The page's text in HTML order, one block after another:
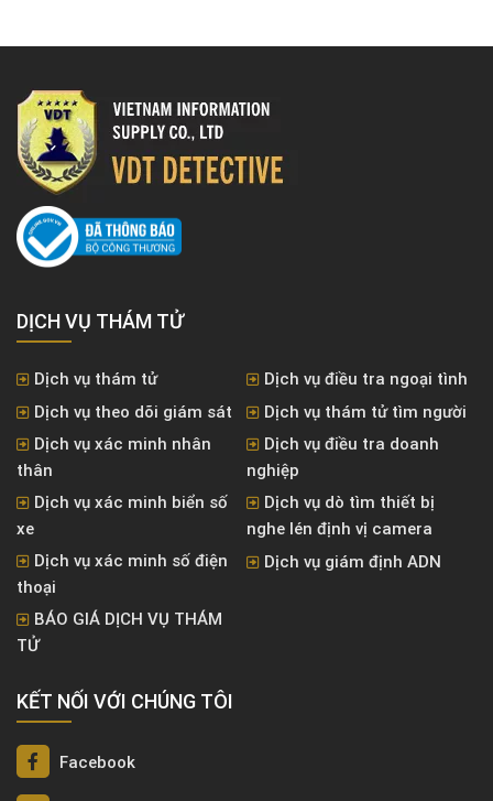
DỊCH VỤ THÁM TỬ
Dịch vụ thám tử
Dịch vụ điều tra ngoại tình
Dịch vụ theo dõi giám sát
Dịch vụ thám tử tìm người
Dịch vụ xác minh nhân
thân
Dịch vụ điều tra doanh
nghiệp
Dịch vụ xác minh biển số
xe
Dịch vụ dò tìm thiết bị
nghe lén định vị camera
Dịch vụ xác minh số điện
thoại
Dịch vụ giám định ADN
BÁO GIÁ DỊCH VỤ THÁM
TỬ
KẾT NỐI VỚI CHÚNG TÔI
Facebook